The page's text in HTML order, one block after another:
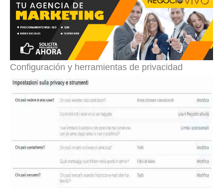
Configuración y herramientas de privacidad